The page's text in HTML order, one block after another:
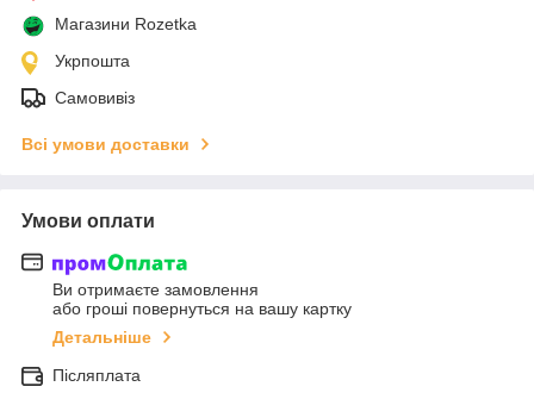
Магазини Rozetka
Укрпошта
Самовивіз
Всі умови доставки
Умови оплати
Ви отримаєте замовлення
або гроші повернуться на вашу картку
Детальніше
Післяплата